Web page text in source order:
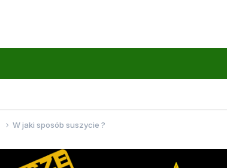
W jaki sposób suszycie ?